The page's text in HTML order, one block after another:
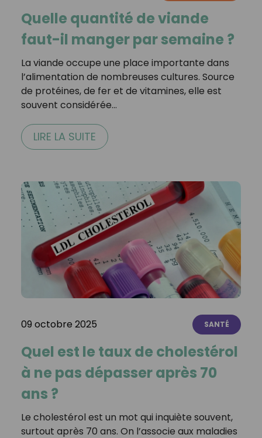
Quelle quantité de viande
faut-il manger par semaine ?
La viande occupe une place importante dans
l’alimentation de nombreuses cultures. Source
de protéines, de fer et de vitamines, elle est
souvent considérée…
LIRE LA SUITE
09 octobre 2025 SANTÉ
Quel est le taux de cholestérol
à ne pas dépasser après 70
ans ?
Le cholestérol est un mot qui inquiète souvent,
surtout après 70 ans. On l’associe aux maladies